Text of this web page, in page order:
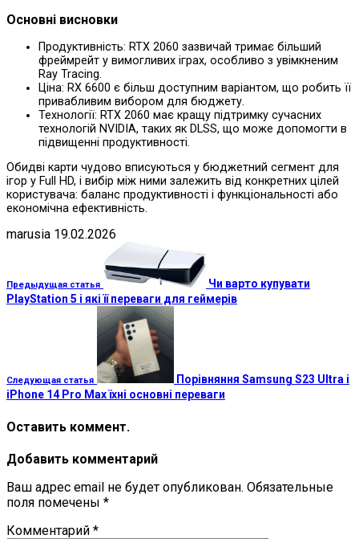
Основні висновки
Продуктивність: RTX 2060 зазвичай тримає більший
фреймрейт у вимогливих іграх, особливо з увімкненим
Ray Tracing.
Ціна: RX 6600 є більш доступним варіантом, що робить її
привабливим вибором для бюджету.
Технології: RTX 2060 має кращу підтримку сучасних
технологій NVIDIA, таких як DLSS, що може допомогти в
підвищенні продуктивності.
Обидві карти чудово вписуються у бюджетний сегмент для
ігор у Full HD, і вибір між ними залежить від конкретних цілей
користувача: баланс продуктивності і функціональності або
економічна ефективність.
marusia 19.02.2026
Предыдущая статья
Чи варто купувати
PlayStation 5 і які її переваги для геймерів
Следующая статья
Порівняння Samsung S23 Ultra і
iPhone 14 Pro Max їхні основні переваги
Оставить коммент.
Добавить комментарий
Ваш адрес email не будет опубликован. Обязательные
поля помечены *
Комментарий *